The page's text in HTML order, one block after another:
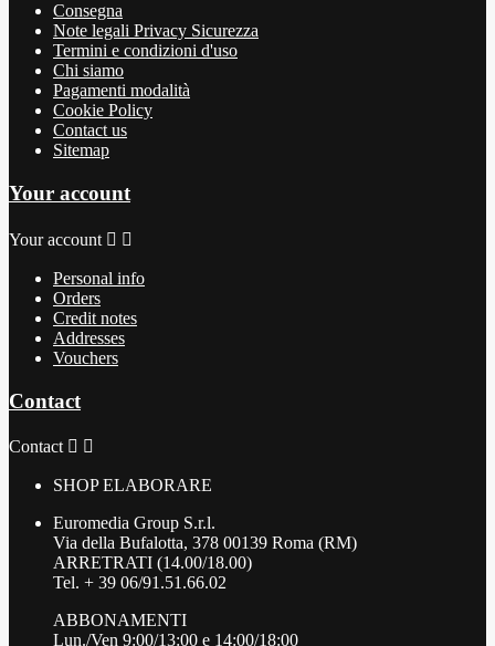
Consegna
Note legali Privacy Sicurezza
Termini e condizioni d'uso
Chi siamo
Pagamenti modalità
Cookie Policy
Contact us
Sitemap
Your account
Your account  
Personal info
Orders
Credit notes
Addresses
Vouchers
Contact
Contact  
SHOP ELABORARE
Euromedia Group S.r.l.
Via della Bufalotta, 378 00139 Roma (RM)
ARRETRATI (14.00/18.00)
Tel. + 39 06/91.51.66.02
ABBONAMENTI
Lun./Ven 9:00/13:00 e 14:00/18:00